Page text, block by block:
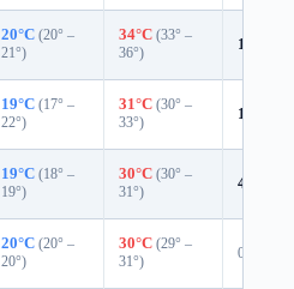
20°C (20° –
21°)
34°C (33° –
36°)
11%
19°C (17° –
22°)
31°C (30° –
33°)
1%
19°C (18° –
19°)
30°C (30° –
31°)
4%
20°C (20° –
20°)
30°C (29° –
31°)
0%